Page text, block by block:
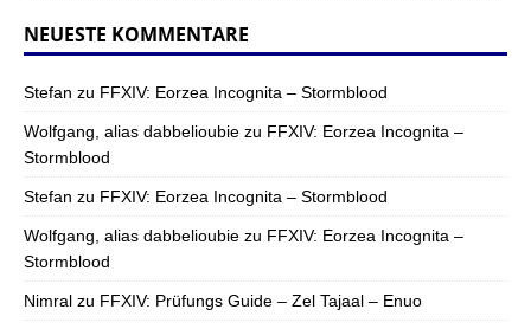
NEUESTE KOMMENTARE
Stefan zu FFXIV: Eorzea Incognita – Stormblood
Wolfgang, alias dabbelioubie zu FFXIV: Eorzea Incognita –
Stormblood
Stefan zu FFXIV: Eorzea Incognita – Stormblood
Wolfgang, alias dabbelioubie zu FFXIV: Eorzea Incognita –
Stormblood
Nimral zu FFXIV: Prüfungs Guide – Zel Tajaal – Enuo